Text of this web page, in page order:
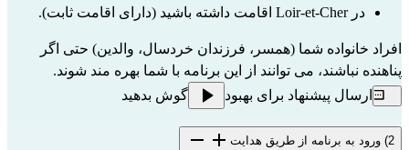
در Loir-et-Cher اقامت داشته باشید (دارای اقامت ثابت).
افراد خانواده شما (همسر، فرزندان خردسال، والدین) حتی اگر
پناهنده نباشند، می توانند از این برنامه با شما بهره مند شوند.
ارسال پیشنهاد برای بهبود
گوش بدهید
2) ورود به برنامه از طریق هدایت